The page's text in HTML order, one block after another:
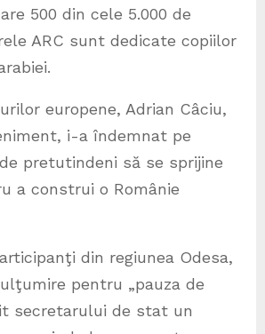
500 din cele 5.000 de
ARC sunt dedicate copiilor
europene, Adrian Câciu,
i-a îndemnat pe
pretutindeni să se sprijine
a construi o Românie
din regiunea Odesa,
pentru „pauza de
secretarului de stat un